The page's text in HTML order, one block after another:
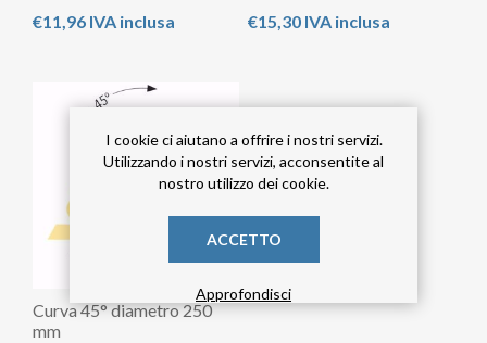
€11,96 IVA inclusa €15,30 IVA inclusa
Curva 45° diametro 250
mm
I cookie ci aiutano a offrire i nostri servizi.
Utilizzando i nostri servizi, acconsentite al
nostro utilizzo dei cookie.
ACCETTO
Approfondisci